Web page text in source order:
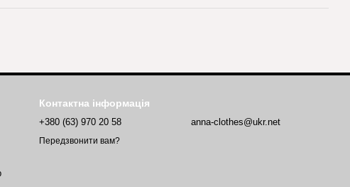
Контактна інформація
+380 (63) 970 20 58
Передзвонити вам?
anna-clothes@ukr.net